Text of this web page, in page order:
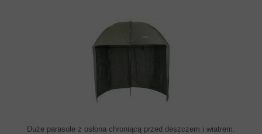
Duże parasole z osłona chroniącą przed deszczem i wiatrem.